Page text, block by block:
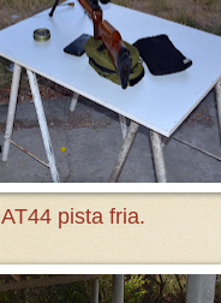
AT44 pista fria.